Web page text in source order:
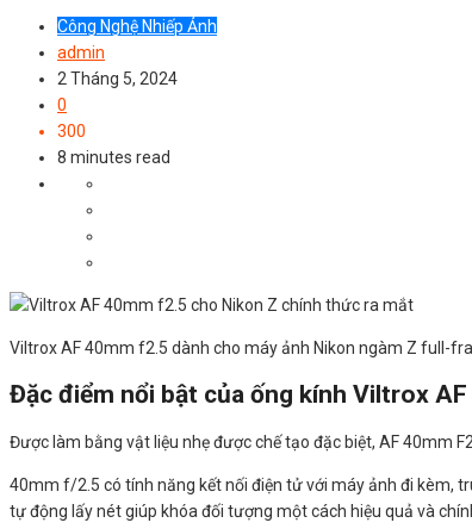
Công Nghệ Nhiếp Ảnh
admin
2 Tháng 5, 2024
0
300
8 minutes read
Viltrox AF 40mm f2.5 dành cho máy ảnh Nikon ngàm Z full-
Đặc điểm nổi bật của ống kính Viltrox
Được làm bằng vật liệu nhẹ được chế tạo đặc biệt, AF 40mm
40mm f/2.5 có tính năng kết nối điện tử với máy ảnh đi kèm,
tự động lấy nét giúp khóa đối tượng một cách hiệu quả và